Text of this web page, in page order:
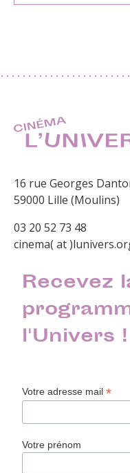
16 rue Georges
59000 Lille (Moulins)
03 20 52 73 48
cinema( at
Recevez
l'Univers !
Votre adresse mail*
Votre prénom